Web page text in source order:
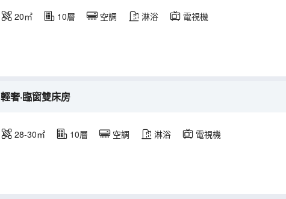
20㎡ 10層 空調 淋浴 電視機
輕奢·臨窗雙床房
28-30㎡ 10層 空調 淋浴 電視機